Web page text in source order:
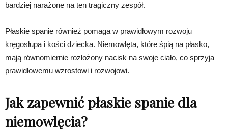
bardziej narażone na ten tragiczny zespół.
Płaskie spanie również pomaga w prawidłowym rozwoju
kręgosłupa i kości dziecka. Niemowlęta, które śpią na płasko,
mają równomiernie rozłożony nacisk na swoje ciało, co sprzyja
prawidłowemu wzrostowi i rozwojowi.
Jak zapewnić płaskie spanie dla
niemowlęcia?